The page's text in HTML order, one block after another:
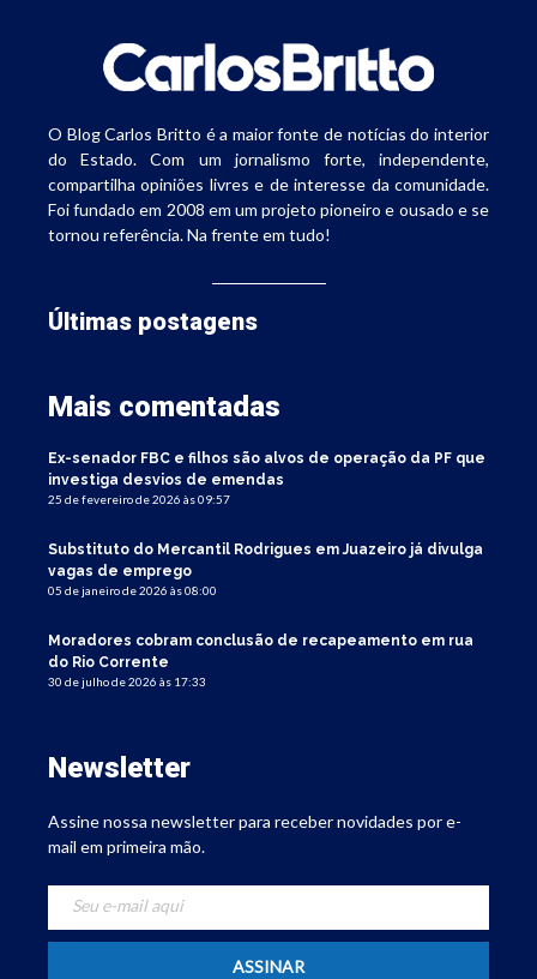
O Blog Carlos Britto é a maior fonte de notícias do interior
do Estado. Com um jornalismo forte, independente,
compartilha opiniões livres e de interesse da comunidade.
Foi fundado em 2008 em um projeto pioneiro e ousado e se
tornou referência. Na frente em tudo!
Últimas postagens
Mais comentadas
Ex-senador FBC e filhos são alvos de operação da PF que
investiga desvios de emendas
25 de fevereiro de 2026 às 09:57
Substituto do Mercantil Rodrigues em Juazeiro já divulga
vagas de emprego
05 de janeiro de 2026 às 08:00
Moradores cobram conclusão de recapeamento em rua
do Rio Corrente
30 de julho de 2026 às 17:33
Newsletter
Assine nossa newsletter para receber novidades por e-
mail em primeira mão.